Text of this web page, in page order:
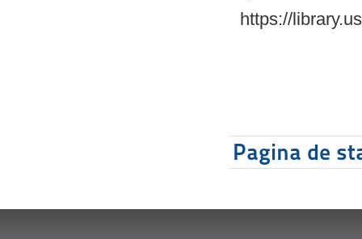
https://
Pagina de